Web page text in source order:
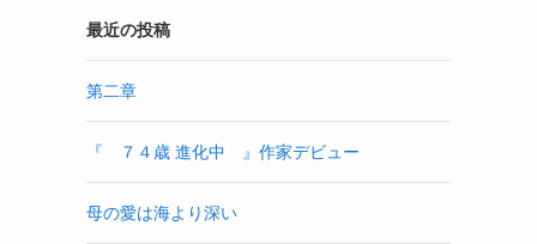
最近の投稿
第二章
『 ７４歳 進化中 』作家デビュー
母の愛は海より深い